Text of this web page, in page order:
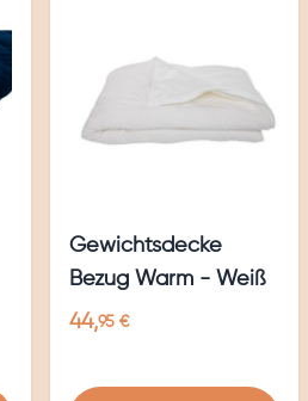
Gewichtsdecke
Bezug Warm - Weiß
44,95 €